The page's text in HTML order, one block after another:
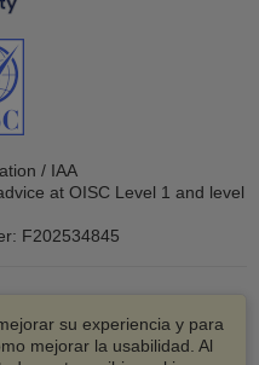
su experiencia y para
mejorar la usabilidad. Al
/ IAA
at OISC Level 1 and level
F202534845